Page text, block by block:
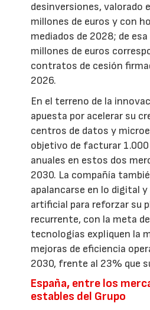
desinversiones, valorado
millones de euros y con
mediados de 2028; de
millones de euros
contratos de cesión
2026.
En el terreno de la
apuesta por acelerar su
centros de datos y
objetivo de facturar
anuales en estos dos
2030. La compañía
apalancarse en lo digital
artificial para reforzar su
recurrente, con la meta
tecnologías expliquen la
mejoras de eficiencia
2030, frente al 23% que
España, entre los
estables del Grupo